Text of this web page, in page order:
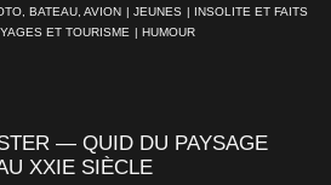
BATEAU, AVION | JEUNES | INSOLITE ET FAITS
ET TOURISME | HUMOUR
— QUID DU PAYSAGE
XXIE SIÈCLE